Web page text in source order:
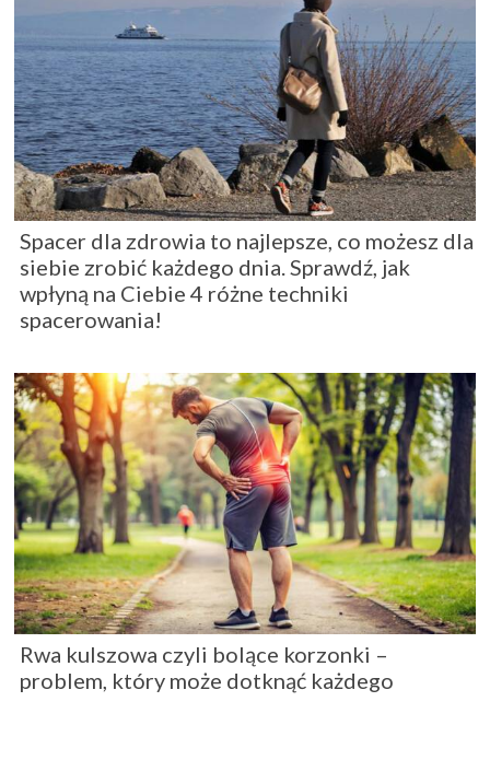
Spacer dla zdrowia to najlepsze, co możesz dla
siebie zrobić każdego dnia. Sprawdź, jak
wpłyną na Ciebie 4 różne techniki
spacerowania!
Rwa kulszowa czyli bolące korzonki –
problem, który może dotknąć każdego